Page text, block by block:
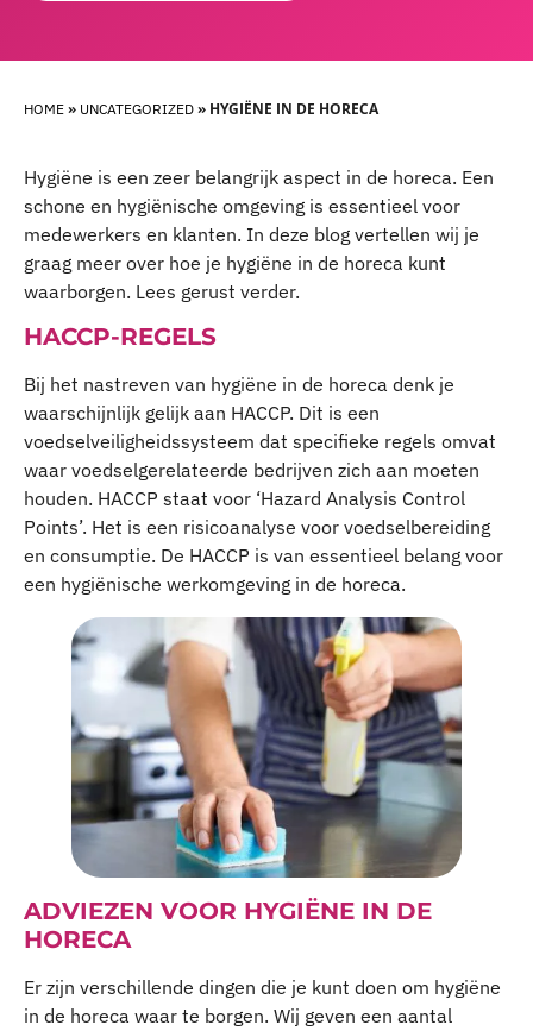
HOME » UNCATEGORIZED » HYGIËNE IN DE HORECA
Hygiëne is een zeer belangrijk aspect in de horeca. Een
schone en hygiënische omgeving is essentieel voor
medewerkers en klanten. In deze blog vertellen wij je
graag meer over hoe je hygiëne in de horeca kunt
waarborgen. Lees gerust verder.
HACCP-REGELS
Bij het nastreven van hygiëne in de horeca denk je
waarschijnlijk gelijk aan HACCP. Dit is een
voedselveiligheidssysteem dat specifieke regels omvat
waar voedselgerelateerde bedrijven zich aan moeten
houden. HACCP staat voor ‘Hazard Analysis Control
Points’. Het is een risicoanalyse voor voedselbereiding
en consumptie. De HACCP is van essentieel belang voor
een hygiënische werkomgeving in de horeca.
ADVIEZEN VOOR HYGIËNE IN DE
HORECA
Er zijn verschillende dingen die je kunt doen om hygiëne
in de horeca waar te borgen. Wij geven een aantal